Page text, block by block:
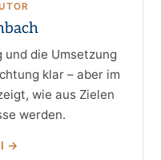
und die Umsetzung
klar – aber im
wie aus Zielen
werden.
→